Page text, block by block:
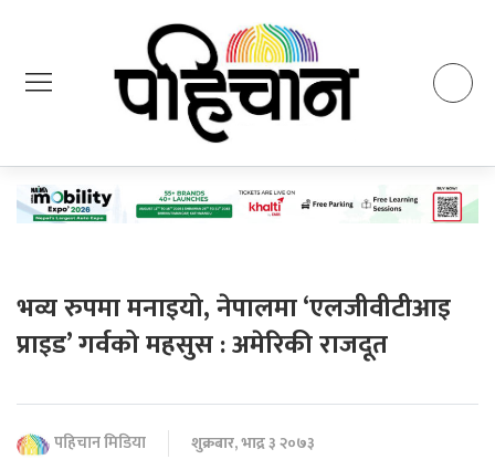
भव्य रुपमा मनाइयो, नेपालमा ‘एलजीवीटीआइ
प्राइड’ गर्वको महसुस : अमेरिकी राजदूत
पहिचान मिडिया शुक्रबार, भाद्र ३ २०७३